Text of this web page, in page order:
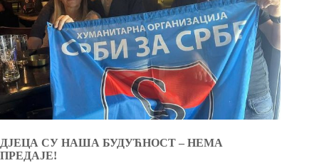
ДЈЕЦА СУ НАША БУДУЋНОСТ – НЕМА
ПРЕДАЈЕ!